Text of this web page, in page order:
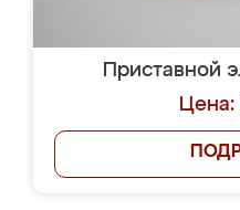
Приставной
Цена: